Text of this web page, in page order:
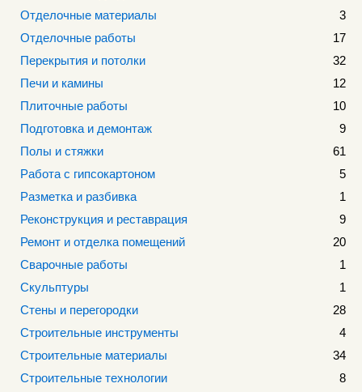
Отделочные материалы
3
Отделочные работы
17
Перекрытия и потолки
32
Печи и камины
12
Плиточные работы
10
Подготовка и демонтаж
9
Полы и стяжки
61
Работа с гипсокартоном
5
Разметка и разбивка
1
Реконструкция и реставрация
9
Ремонт и отделка помещений
20
Сварочные работы
1
Скульптуры
1
Стены и перегородки
28
Строительные инструменты
4
Строительные материалы
34
Строительные технологии
8